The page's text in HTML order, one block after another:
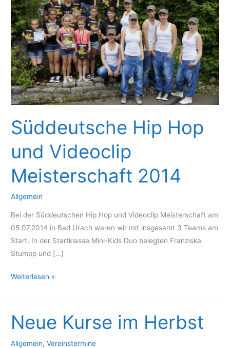
Süddeutsche Hip Hop
und Videoclip
Meisterschaft 2014
Allgemein
Bei der Süddeutschen Hip Hop und Videoclip Meisterschaft am
05.07.2014 in Bad Urach waren wir mit insgesamt 3 Teams am
Start. In der Startklasse Mini-Kids Duo belegten Franziska
Stumpp und […]
Süddeutsche
Hop
und
Videoclip
Meisterschaft
Weiterlesen »
Neue Kurse im Herbst
Allgemein,Vereinstermine